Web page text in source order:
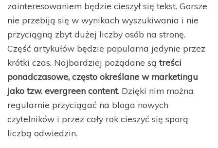
zainteresowaniem będzie cieszył się tekst. Gorsze
nie przebiją się w wynikach wyszukiwania i nie
przyciągną zbyt dużej liczby osób na stronę.
Część artykułów będzie popularna jedynie przez
krótki czas. Najbardziej pożądane są treści
ponadczasowe, często określane w marketingu
jako tzw. evergreen content. Dzięki nim można
regularnie przyciągać na bloga nowych
czytelników i przez cały rok cieszyć się sporą
liczbą odwiedzin.